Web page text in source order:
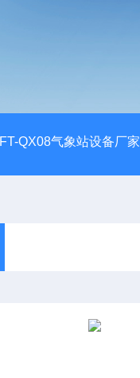
FT-QX08气象站设备厂家